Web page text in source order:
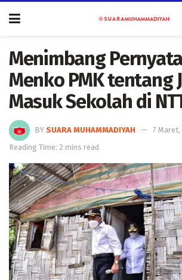
Menimbang
Menko PMK tentang
Masuk Sekolah di
BY SUARA MUHAMMADIYAH
7 Maret,
Reading Time: 2 mins read